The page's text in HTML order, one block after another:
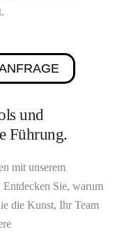
und
Führung.
mit unserem
Sie, warum
die Kunst, Ihr Team